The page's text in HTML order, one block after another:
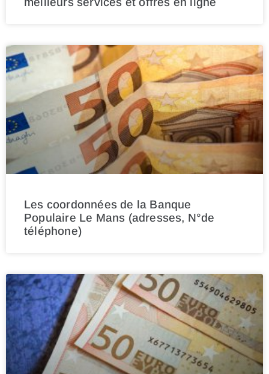
Les coordonnées de la Banque
Populaire Le Mans (adresses, N°de
téléphone)